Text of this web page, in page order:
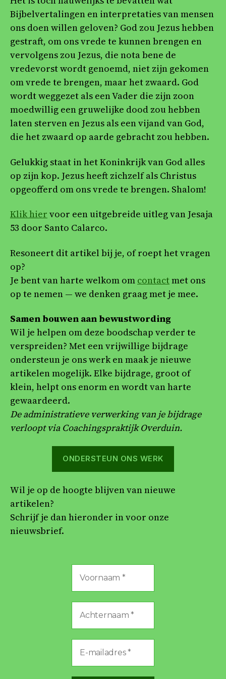
Bijbelvertalingen en interpretaties van mensen
ons doen willen geloven? God zou Jezus hebben
gestraft, om ons vrede te kunnen brengen en
vervolgens zou Jezus, die nota bene de
vredevorst wordt genoemd, niet zijn gekomen
om vrede te brengen, maar het zwaard. God
wordt weggezet als een Vader die zijn zoon
moedwillig een gruwelijke dood zou hebben
laten sterven en Jezus als een vijand van God,
die het zwaard op aarde gebracht zou hebben.
Gelukkig staat in het Koninkrijk van God alles
op zijn kop. Jezus heeft zichzelf als Christus
opgeofferd om ons vrede te brengen. Shalom!
Klik hier voor een uitgebreide uitleg van Jesaja
53 door Santo Calarco.
Resoneert dit artikel bij je, of roept het vragen
op?
Je bent van harte welkom om contactmet ons
op te nemen — we denken graag met je mee.
Samen bouwen aan bewustwording
Wil je helpen om deze boodschap verder te
verspreiden? Met een vrijwillige bijdrage
ondersteun je ons werk en maak je nieuwe
artikelen mogelijk. Elke bijdrage, groot of
klein, helpt ons enorm en wordt van harte
gewaardeerd.
De administratieve verwerking van je bijdrage
verloopt via Coachingspraktijk Overduin.
ONDERSTEUN ONS WERK
Wil je op de hoogte blijven van nieuwe
artikelen?
Schrijf je dan hieronder in voor onze
nieuwsbrief.